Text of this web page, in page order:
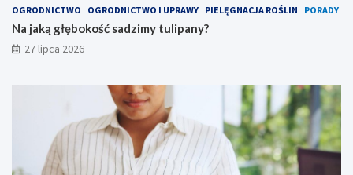
OGRODNICTWO OGRODNICTWO I UPRAWY PIELĘGNACJA ROŚLIN PORADY
Na jaką głębokość sadzimy tulipany?
27 lipca 2026